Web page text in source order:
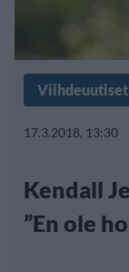
Viihdeuutiset
17.3.2018, 13:30
Kendall
”En ole